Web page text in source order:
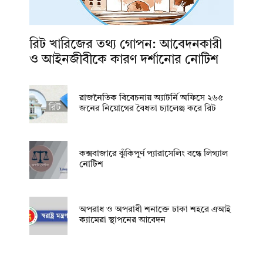
রিট খারিজের তথ্য গোপন: আবেদনকারী
ও আইনজীবীকে কারণ দর্শানোর নোটিশ
রাজনৈতিক বিবেচনায় অ‍্যাটর্নি অফিসে ২৬৫
জনের নিয়োগের বৈধতা চ্যালেঞ্জ করে রিট
কক্সবাজারে ঝুঁকিপূর্ণ প্যারাসেলিং বন্ধে লিগ্যাল
নোটিশ
অপরাধ ও অপরাধী শনাক্তে ঢাকা শহরে এআই
ক্যামেরা স্থাপনের আবেদন